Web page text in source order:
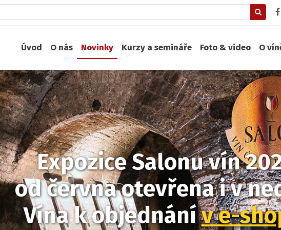
Úvod O nás Novinky Kurzy a semináře Foto & video O
Expozice Salonu vín
od června otevřena i v
Vína k objednánív e-